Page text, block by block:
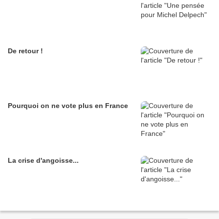
De retour !
Pourquoi on ne vote plus en France
La crise d'angoisse...